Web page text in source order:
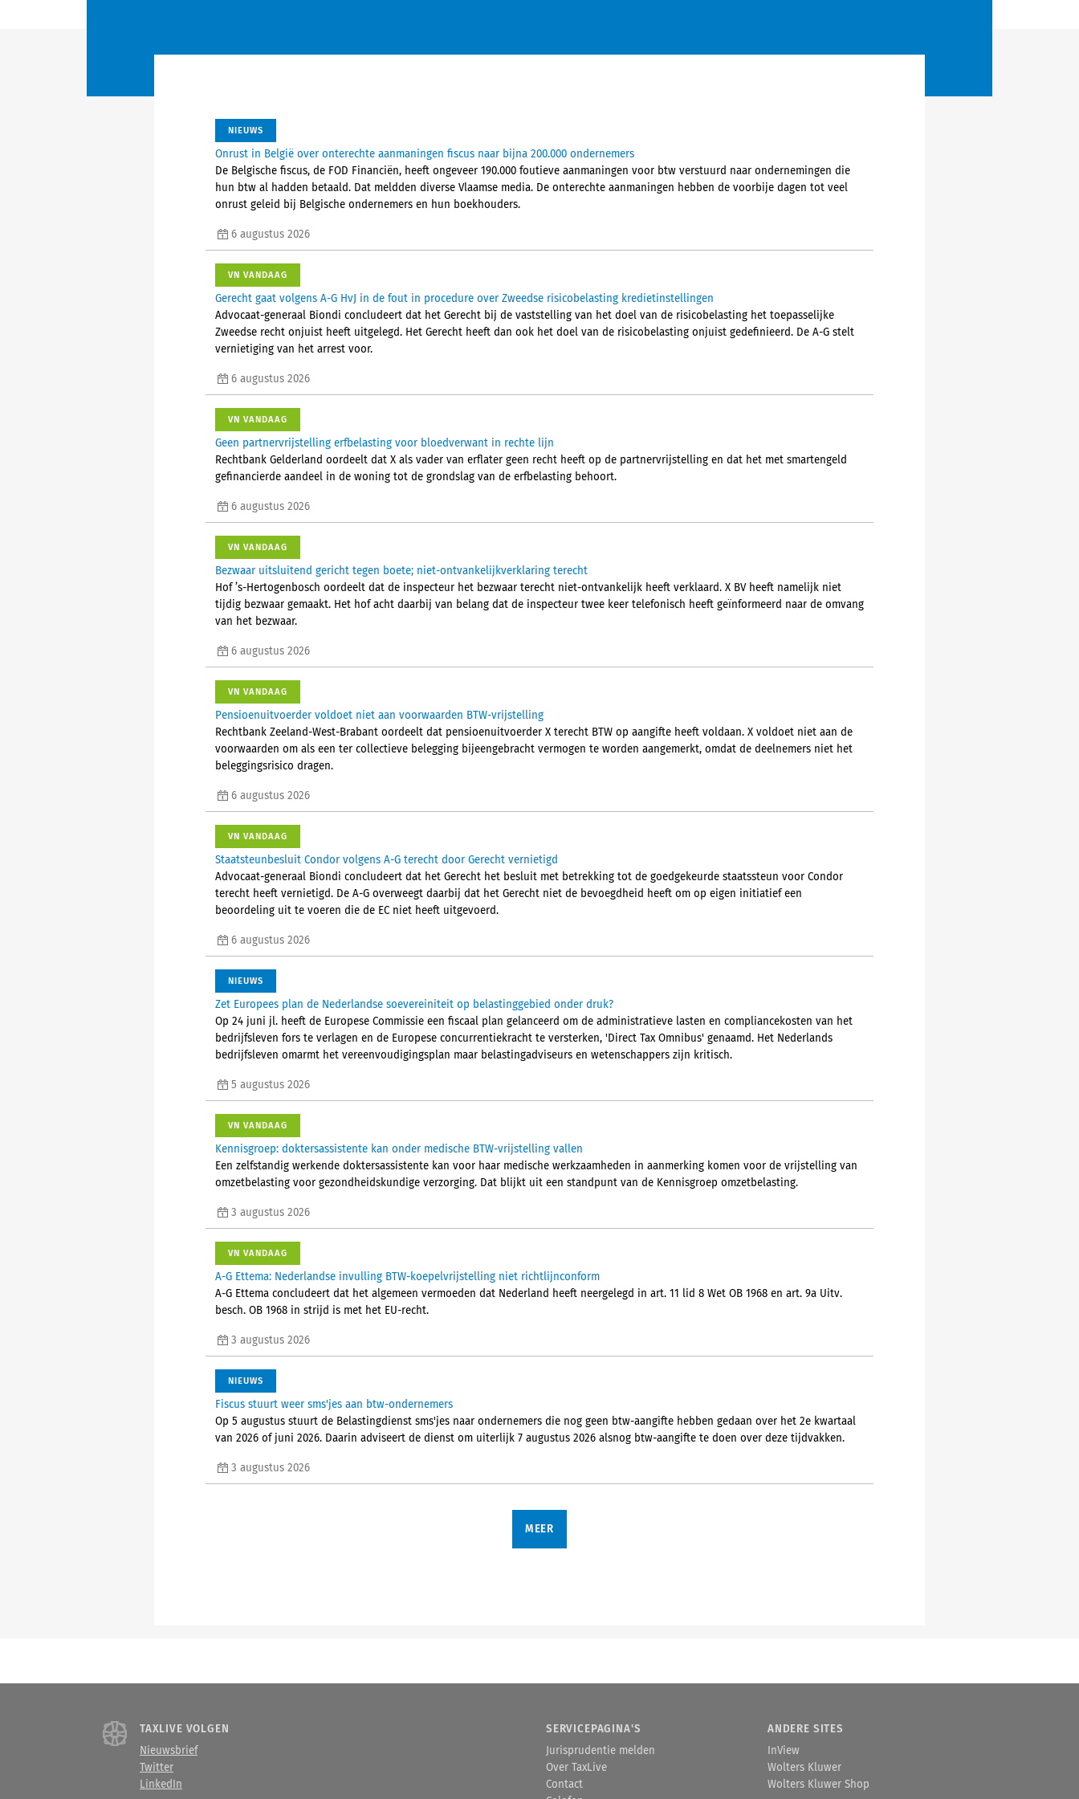
NIEUWS
Onrust in België over onterechte aanmaningen fiscus naar bijna 200.000 ondernemers
De Belgische fiscus, de FOD Financiën, heeft ongeveer 190.000 foutieve aanmaningen voor btw verstuurd naar ondernemingen die
hun btw al hadden betaald. Dat meldden diverse Vlaamse media. De onterechte aanmaningen hebben de voorbije dagen tot veel
onrust geleid bij Belgische ondernemers en hun boekhouders.
6 augustus 2026
VN VANDAAG
Gerecht gaat volgens A-G HvJ in de fout in procedure over Zweedse risicobelasting kredietinstellingen
Advocaat-generaal Biondi concludeert dat het Gerecht bij de vaststelling van het doel van de risicobelasting het toepasselijke
Zweedse recht onjuist heeft uitgelegd. Het Gerecht heeft dan ook het doel van de risicobelasting onjuist gedefinieerd. De A-G stelt
vernietiging van het arrest voor.
6 augustus 2026
VN VANDAAG
Geen partnervrijstelling erfbelasting voor bloedverwant in rechte lijn
Rechtbank Gelderland oordeelt dat X als vader van erflater geen recht heeft op de partnervrijstelling en dat het met smartengeld
gefinancierde aandeel in de woning tot de grondslag van de erfbelasting behoort.
6 augustus 2026
VN VANDAAG
Bezwaar uitsluitend gericht tegen boete; niet-ontvankelijkverklaring terecht
Hof ’s-Hertogenbosch oordeelt dat de inspecteur het bezwaar terecht niet-ontvankelijk heeft verklaard. X BV heeft namelijk niet
tijdig bezwaar gemaakt. Het hof acht daarbij van belang dat de inspecteur twee keer telefonisch heeft geïnformeerd naar de omvang
van het bezwaar.
6 augustus 2026
VN VANDAAG
Pensioenuitvoerder voldoet niet aan voorwaarden BTW-vrijstelling
Rechtbank Zeeland-West-Brabant oordeelt dat pensioenuitvoerder X terecht BTW op aangifte heeft voldaan. X voldoet niet aan de
voorwaarden om als een ter collectieve belegging bijeengebracht vermogen te worden aangemerkt, omdat de deelnemers niet het
beleggingsrisico dragen.
6 augustus 2026
VN VANDAAG
Staatsteunbesluit Condor volgens A-G terecht door Gerecht vernietigd
Advocaat-generaal Biondi concludeert dat het Gerecht het besluit met betrekking tot de goedgekeurde staatssteun voor Condor
terecht heeft vernietigd. De A-G overweegt daarbij dat het Gerecht niet de bevoegdheid heeft om op eigen initiatief een
beoordeling uit te voeren die de EC niet heeft uitgevoerd.
6 augustus 2026
NIEUWS
Zet Europees plan de Nederlandse soevereiniteit op belastinggebied onder druk?
Op 24 juni jl. heeft de Europese Commissie een fiscaal plan gelanceerd om de administratieve lasten en compliancekosten van het
bedrijfsleven fors te verlagen en de Europese concurrentiekracht te versterken, 'Direct Tax Omnibus' genaamd. Het Nederlands
bedrijfsleven omarmt het vereenvoudigingsplan maar belastingadviseurs en wetenschappers zijn kritisch.
5 augustus 2026
VN VANDAAG
Kennisgroep: doktersassistente kan onder medische BTW-vrijstelling vallen
Een zelfstandig werkende doktersassistente kan voor haar medische werkzaamheden in aanmerking komen voor de vrijstelling van
omzetbelasting voor gezondheidskundige verzorging. Dat blijkt uit een standpunt van de Kennisgroep omzetbelasting.
3 augustus 2026
VN VANDAAG
A-G Ettema: Nederlandse invulling BTW-koepelvrijstelling niet richtlijnconform
A-G Ettema concludeert dat het algemeen vermoeden dat Nederland heeft neergelegd in art. 11 lid 8 Wet OB 1968 en art. 9a Uitv.
besch. OB 1968 in strijd is met het EU-recht.
3 augustus 2026
NIEUWS
Fiscus stuurt weer sms'jes aan btw-ondernemers
Op 5 augustus stuurt de Belastingdienst sms'jes naar ondernemers die nog geen btw-aangifte hebben gedaan over het 2e kwartaal
van 2026 of juni 2026. Daarin adviseert de dienst om uiterlijk 7 augustus 2026 alsnog btw-aangifte te doen over deze tijdvakken.
3 augustus 2026
MEER
TAXLIVE VOLGEN
Nieuwsbrief
Twitter
LinkedIn
SERVICEPAGINA'S
Jurisprudentie melden
Over TaxLive
Contact
ANDERE SITES
InView
Wolters Kluwer
Wolters Kluwer Shop